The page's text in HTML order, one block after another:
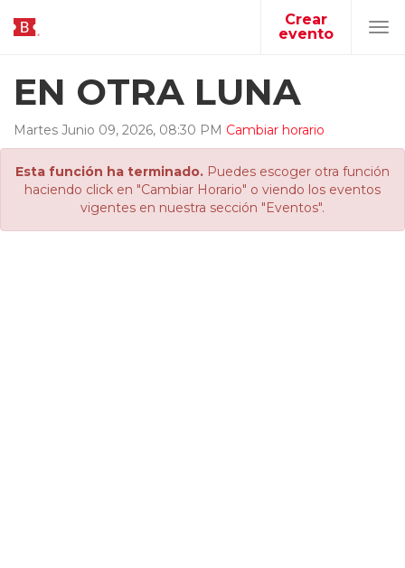
Crear
evento
EN OTRA LUNA
Martes Junio 09, 2026, 08:30 PM Cambiar horario
Esta función ha terminado. Puedes escoger otra función
haciendo click en "Cambiar Horario" o viendo los eventos
vigentes en nuestra sección "Eventos".